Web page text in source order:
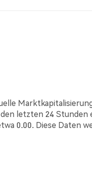
letzten 24 Stunden
0.00. Diese Daten